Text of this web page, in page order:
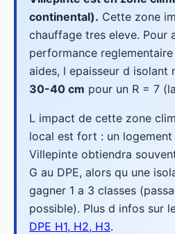
continental). Cette zone
chauffage tres eleve. Pour
performance
aides, l epaisseur d isolant
30-40 cm pour un R = 7
L impact de cette zone
local est fort : un logement
Villepinte obtiendra
G au DPE, alors qu une
gagner 1 a 3 classes
possible). Plus d infos sur
DPE H1, H2, H3.